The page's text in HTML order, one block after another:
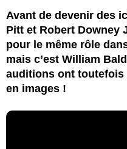
Avant de devenir des
Pitt et Robert Downey
pour le même rôle
mais c’est William
auditions ont toutefois
en images !